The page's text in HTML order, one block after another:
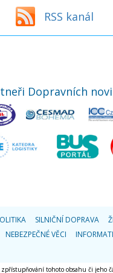
RSS kanál
Dopravních
SILNIČNÍ DOPRAVA
NEBEZPEČNÉ VĚCI
tohoto obsahu či jeho